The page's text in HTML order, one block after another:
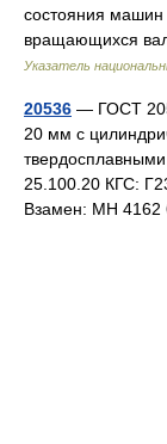
состояния машин
вращающихся
Указатель
20536 — ГОСТ
20 мм с
25.100.20 КГС:
Взамен: МН